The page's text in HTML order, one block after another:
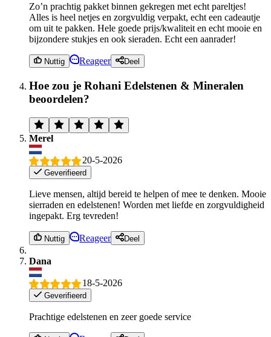
Zo’n prachtig pakket binnen gekregen met echt pareltjes!
Alles is heel netjes en zorgvuldig verpakt, echt een cadeautje
om uit te pakken. Hele goede prijs/kwaliteit en echt mooie en
bijzondere stukjes en ook sieraden. Echt een aanrader!
Nuttig Reageer Deel
Hoe zou je Rohani Edelstenen & Mineralen
beoordelen?
Merel
20-5-2026
Geverifieerd
Lieve mensen, altijd bereid te helpen of mee te denken. Mooie
sierraden en edelstenen! Worden met liefde en zorgvuldigheid
ingepakt. Erg tevreden!
Nuttig Reageer Deel
Dana
18-5-2026
Geverifieerd
Prachtige edelstenen en zeer goede service